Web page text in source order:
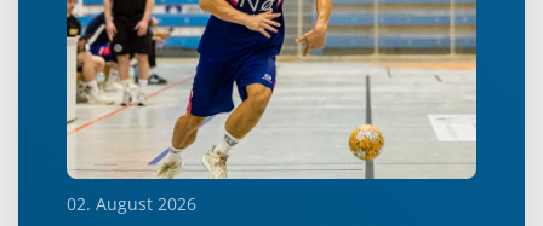
02. August 2026